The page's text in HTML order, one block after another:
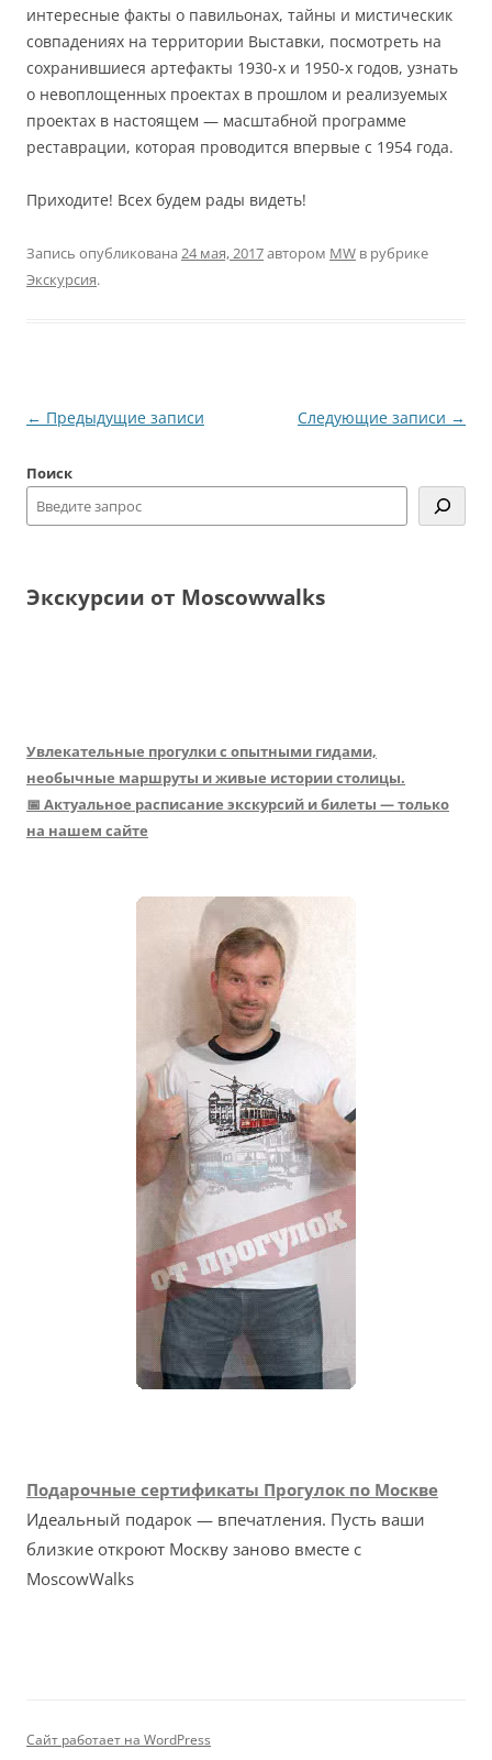
интересные факты о павильонах, тайны и мистическик
совпадениях на территории Выставки, посмотреть на
сохранившиеся артефакты 1930-х и 1950-х годов, узнать
о невоплощенных проектах в прошлом и реализуемых
проектах в настоящем — масштабной программе
реставрации, которая проводится впервые с 1954 года.
Приходите! Всех будем рады видеть!
Запись опубликована 24 мая, 2017автором MW в рубрике
Экскурсия.
Навигация
записям
← Предыдущие записи Следующие записи →
Поиск
Экскурсии от Moscowwalks
Увлекательные прогулки с опытными гидами,
необычные маршруты и живые истории столицы.
📅 Актуальное расписание экскурсий и билеты — только
на нашем сайте
Подарочные сертификаты Прогулок по Москве
Идеальный подарок — впечатления. Пусть ваши
близкие откроют Москву заново вместе с
MoscowWalks
Сайт работает на WordPress